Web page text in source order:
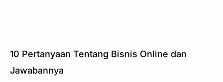
10 Pertanyaan Tentang Bisnis Online dan
Jawabannya